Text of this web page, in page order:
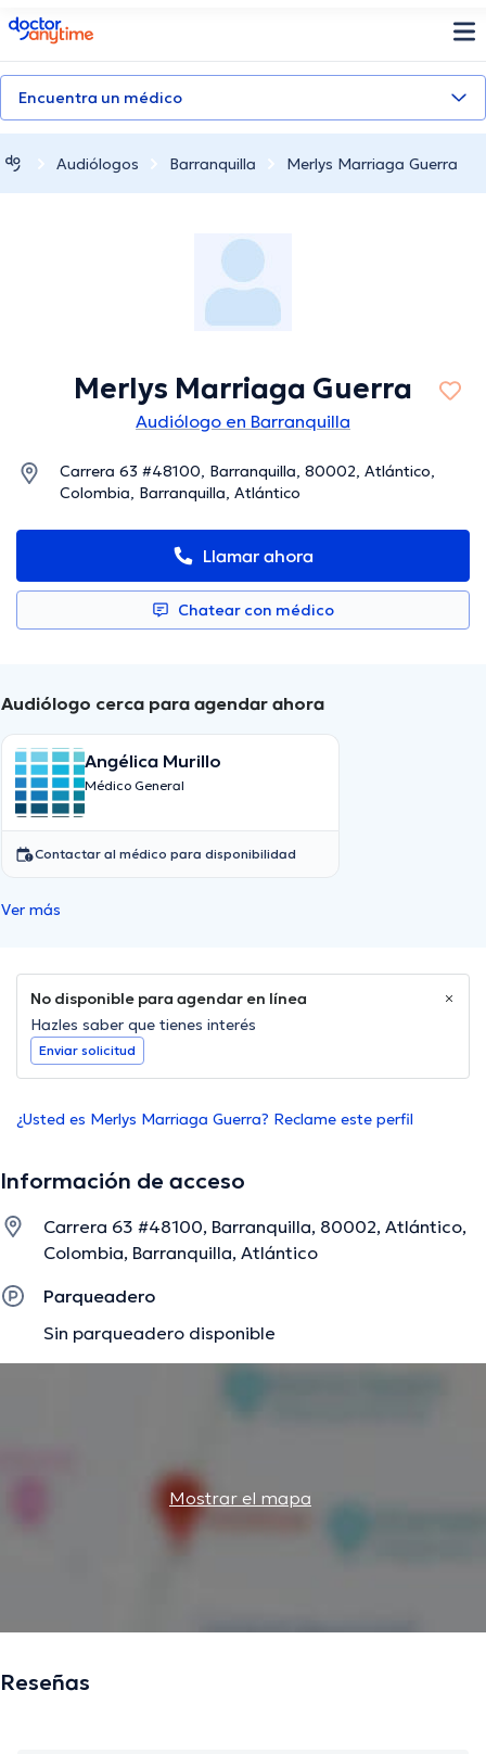
doctoranytime
Encuentra un médico
Audiólogos Barranquilla Merlys Marriaga Guerra
Merlys Marriaga Guerra
Audiólogo en Barranquilla
Carrera 63 #48100, Barranquilla, 80002, Atlántico,
Colombia, Barranquilla, Atlántico
Llamar ahora
Chatear con médico
Audiólogo cerca para agendar ahora
Angélica Murillo
Médico General
Contactar al médico para disponibilidad
Ver más
No disponible para agendar en línea
Hazles saber que tienes interés
Enviar solicitud
¿Usted es Merlys Marriaga Guerra? Reclame este perfil
Información de acceso
Carrera 63 #48100, Barranquilla, 80002, Atlántico,
Colombia, Barranquilla, Atlántico
Parqueadero
Sin parqueadero disponible
Mostrar el mapa
Reseñas